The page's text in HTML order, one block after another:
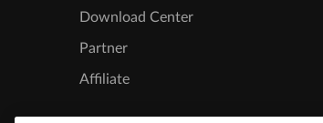
Download Center
Partner
Affiliate